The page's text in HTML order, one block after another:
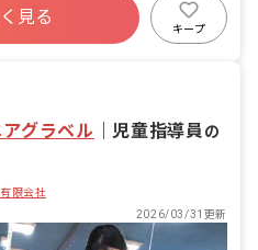
をお願 いします。子ども達の成
わる、やりがいあるお仕事です。
充実見る
キープ
グラベル 児童指導員 の
限会社
2026/03/31更新